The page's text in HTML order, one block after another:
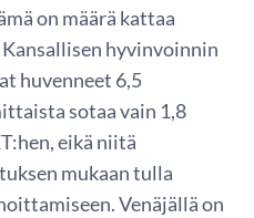
on määrä kattaa
hyvinvoinnin
huvenneet 6,5
sotaa vain 1,8
eikä niitä
mukaan tulla
Venäjällä on